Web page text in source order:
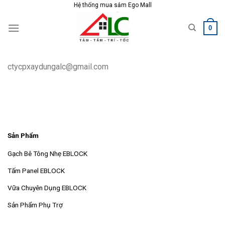
content
Hệ thống mua sắm Ego Mall
0
ctycpxaydungalc@gmail.com
Sản Phẩm
Gạch Bê Tông Nhẹ EBLOCK
Tấm Panel EBLOCK
Vữa Chuyên Dụng EBLOCK
Sản Phẩm Phụ Trợ